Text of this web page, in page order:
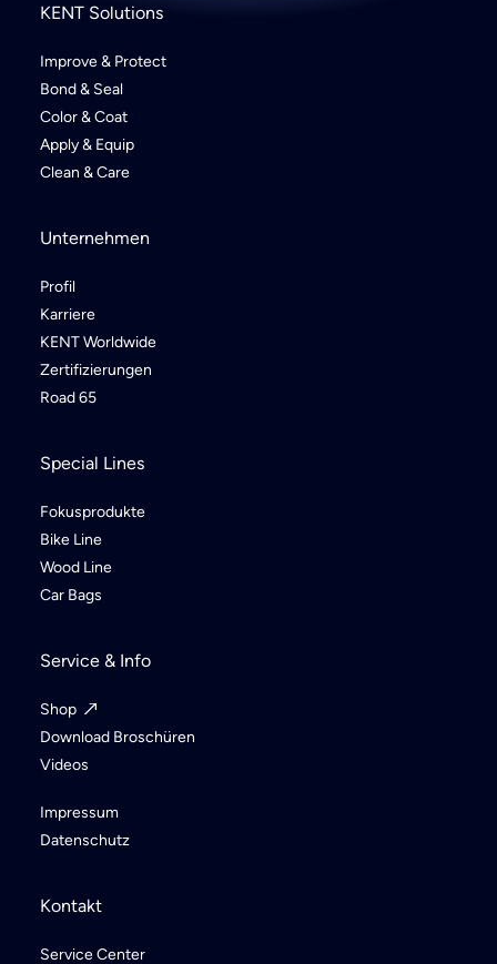
KENT Solutions
Improve & Protect
Bond & Seal
Color & Coat
Apply & Equip
Clean & Care
Unternehmen
Profil
Karriere
KENT Worldwide
Zertifizierungen
Road 65
Special Lines
Fokusprodukte
Bike Line
Wood Line
Car Bags
Service & Info
Shop
Download Broschüren
Videos
Impressum
Datenschutz
Kontakt
Service Center